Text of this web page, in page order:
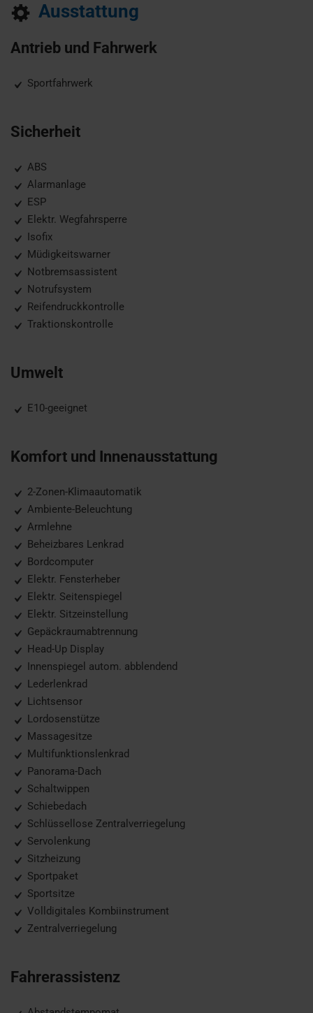
Ausstattung
Antrieb und Fahrwerk
Sportfahrwerk
Sicherheit
ABS
Alarmanlage
ESP
Elektr. Wegfahrsperre
Isofix
Müdigkeitswarner
Notbremsassistent
Notrufsystem
Reifendruckkontrolle
Traktionskontrolle
Umwelt
E10-geeignet
Komfort und Innenausstattung
2-Zonen-Klimaautomatik
Ambiente-Beleuchtung
Armlehne
Beheizbares Lenkrad
Bordcomputer
Elektr. Fensterheber
Elektr. Seitenspiegel
Elektr. Sitzeinstellung
Gepäckraumabtrennung
Head-Up Display
Innenspiegel autom. abblendend
Lederlenkrad
Lichtsensor
Lordosenstütze
Massagesitze
Multifunktionslenkrad
Panorama-Dach
Schaltwippen
Schiebedach
Schlüssellose Zentralverriegelung
Servolenkung
Sitzheizung
Sportpaket
Sportsitze
Volldigitales Kombiinstrument
Zentralverriegelung
Fahrerassistenz